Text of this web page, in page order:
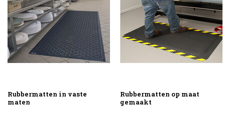
Rubbermatten in vaste
maten
Rubbermatten op maat
gemaakt